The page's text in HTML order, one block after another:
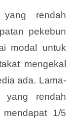
rendah
pekebun
modal untuk
mengekal
ada. Lama-
yang rendah
1/5